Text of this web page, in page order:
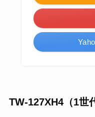
TW-127XH4（1世